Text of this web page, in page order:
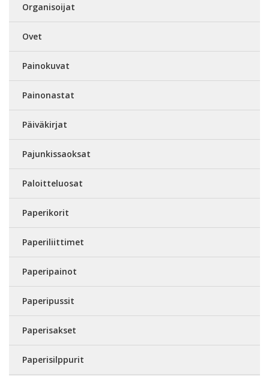
Organisoijat
Ovet
Painokuvat
Painonastat
Päiväkirjat
Pajunkissaoksat
Paloitteluosat
Paperikorit
Paperiliittimet
Paperipainot
Paperipussit
Paperisakset
Paperisilppurit